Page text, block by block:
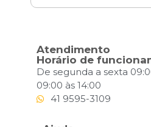
Atendimento
Horário de
De segunda a sexta
09:00 às 14:00
41 9595-3109